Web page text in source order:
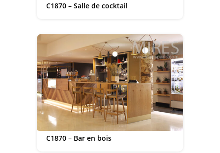
C1870 – Salle de cocktail
C1870 – Bar en bois